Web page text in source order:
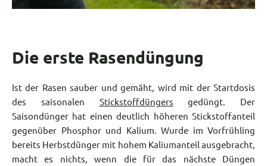
Die erste Rasendüngung
Ist der Rasen sauber und gemäht, wird mit der Startdosis
des saisonalen Stickstoffdüngers gedüngt. Der
Saisondünger hat einen deutlich höheren Stickstoffanteil
gegenüber Phosphor und Kalium. Wurde im Vorfrühling
bereits Herbstdünger mit hohem Kaliumanteil ausgebracht,
macht es nichts, wenn die für das nächste Düngen